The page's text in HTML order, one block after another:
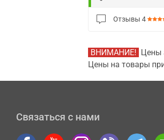
Отзывы 4
ВНИМАНИЕ! Цены
Цены на товары
Связаться с нами